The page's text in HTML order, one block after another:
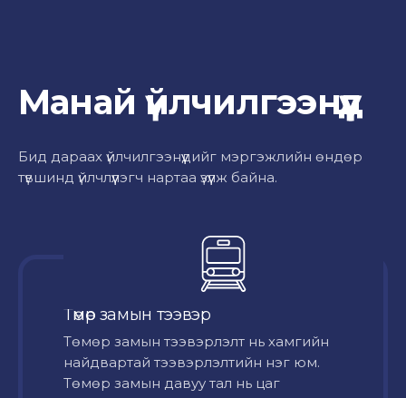
Манай үйлчилгээнүүд
Бид дараах үйлчилгээнүүдийг мэргэжлийн өндөр
түвшинд үйлчлүүлэгч нартаа үзүүлж байна.
Төмөр замын тээвэр
Төмөр замын тээвэрлэлт нь хамгийн
найдвартай тээвэрлэлтийн нэг юм.
Төмөр замын давуу тал нь цаг